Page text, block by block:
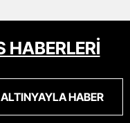
HABERLERİ
ALTINYAYLA HABER